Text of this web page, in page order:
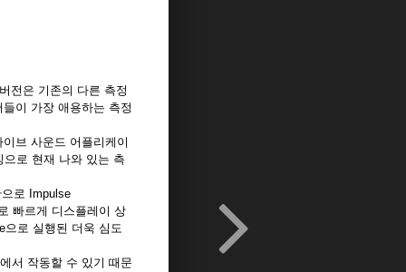
전은 기존의 다른 측정
이 가장 애용하는 측정
브 사운드 어플리케이
로 현재 나와 있는 측
로 Impulse
빠르게 디스플레이 상
로 실행된 더욱 심도
서 작동할 수 있기 때문